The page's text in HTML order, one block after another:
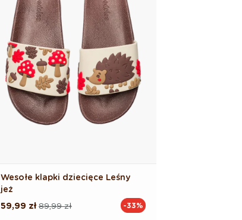
Wesołe klapki dziecięce Leśny
jeż
Cena
89,99 zł
Cena
59,99 zł -33%